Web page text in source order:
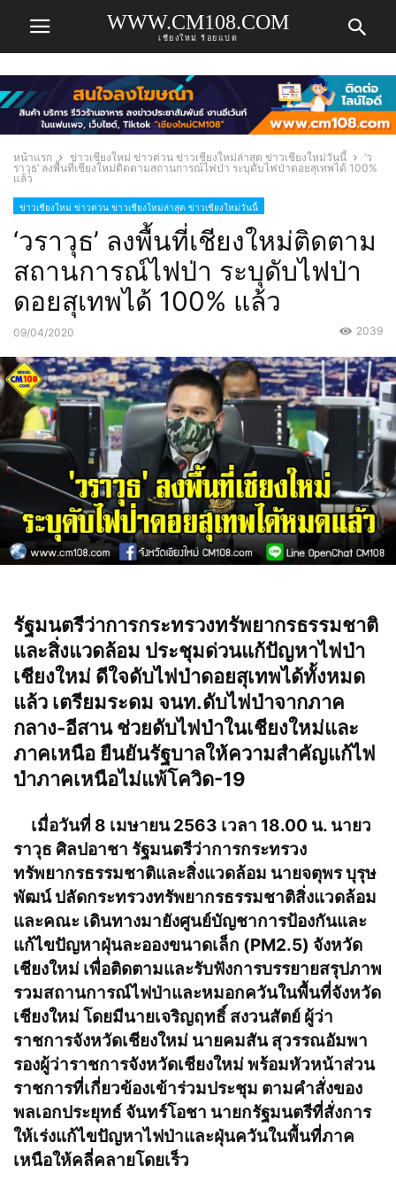
WWW.CM108.COM
เชียงใหม่ ร้อยแปด
หน้าแรก ข่าวเชียงใหม่ ข่าวด่วน ข่าวเชียงใหม่ล่าสุด ข่าวเชียงใหม่วันนี้
‘ว
ราวุธ’ ลงพื้นที่เชียงใหม่ติดตามสถานการณ์ไฟป่า ระบุดับไฟป่าดอยสุเทพได้ 100%
แล้ว
ข่าวเชียงใหม่ ข่าวด่วน ข่าวเชียงใหม่ล่าสุด ข่าวเชียงใหม่วันนี้
‘วราวุธ’ ลงพื้นที่เชียงใหม่ติดตาม
สถานการณ์ไฟป่า ระบุดับไฟป่า
ดอยสุเทพได้ 100% แล้ว
09/04/2020 2039
รัฐมนตรีว่าการกระทรวงทรัพยากรธรรมชาติ
และสิ่งแวดล้อม ประชุมด่วนแก้ปัญหาไฟป่า
เชียงใหม่ ดีใจดับไฟป่าดอยสุเทพได้ทั้งหมด
แล้ว เตรียมระดม จนท.ดับไฟป่าจากภาค
กลาง-อีสาน ช่วยดับไฟป่าในเชียงใหม่และ
ภาคเหนือ ยืนยันรัฐบาลให้ความสำคัญแก้ไฟ
ป่าภาคเหนือไม่แพ้โควิด-19
เมื่อวันที่ 8 เมษายน 2563 เวลา 18.00 น. นายว
ราวุธ ศิลปอาชา รัฐมนตรีว่าการกระทรวง
ทรัพยากรธรรมชาติและสิ่งแวดล้อม นายจตุพร บุรุษ
พัฒน์ ปลัดกระทรวงทรัพยากรธรรมชาติสิ่งแวดล้อม
และคณะ เดินทางมายังศูนย์บัญชาการป้องกันและ
แก้ไขปัญหาฝุ่นละอองขนาดเล็ก (PM2.5) จังหวัด
เชียงใหม่ เพื่อติดตามและรับฟังการบรรยายสรุปภาพ
รวมสถานการณ์ไฟป่าและหมอกควันในพื้นที่จังหวัด
เชียงใหม่ โดยมีนายเจริญฤทธิ์ สงวนสัตย์ ผู้ว่า
ราชการจังหวัดเชียงใหม่ นายคมสัน สุวรรณอัมพา
รองผู้ว่าราชการจังหวัดเชียงใหม่ พร้อมหัวหน้าส่วน
ราชการที่เกี่ยวข้องเข้าร่วมประชุม ตามคำสั่งของ
พลเอกประยุทธ์ จันทร์โอชา นายกรัฐมนตรีที่สั่งการ
ให้เร่งแก้ไขปัญหาไฟป่าและฝุ่นควันในพื้นที่ภาค
เหนือให้คลี่คลายโดยเร็ว